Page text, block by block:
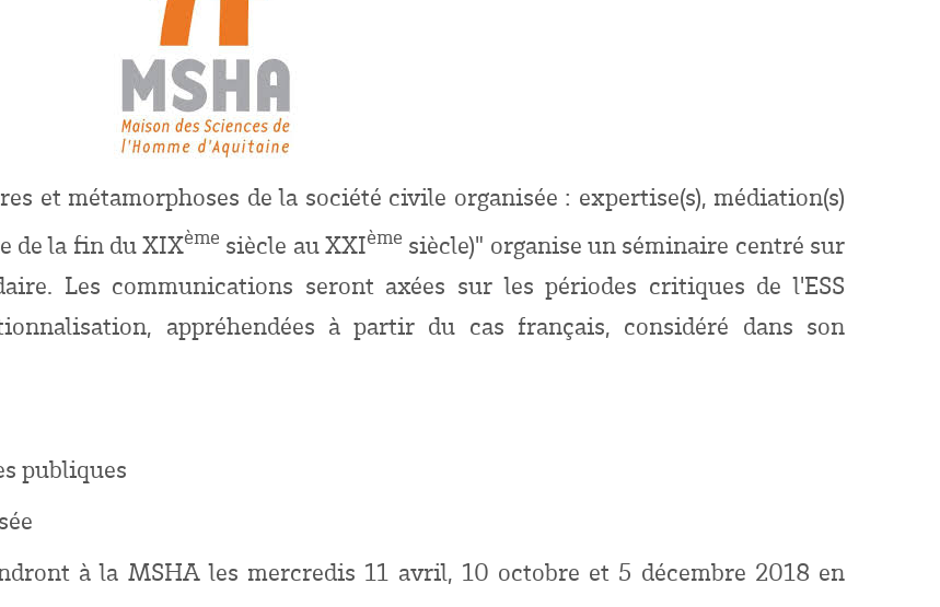
et métamorphoses de la société civile organisée : expertise(s), médiation(s)
de la fin du XIXème siècle au XXIème siècle)" organise un séminaire centré sur
Les communications seront axées sur les périodes critiques de l'ESS
appréhendées à partir du cas français, considéré dans son
publiques
à la MSHA les mercredis 11 avril, 10 octobre et 5 décembre 2018 en